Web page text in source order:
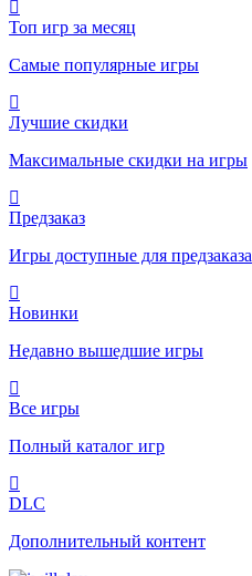
Топ игр за месяц
Самые популярные игры
Лучшие скидки
Максимальные скидки на игры
Предзаказ
Игры доступные для предзаказа
Новинки
Недавно вышедшие игры
Все игры
Полный каталог игр
DLC
Дополнительный контент